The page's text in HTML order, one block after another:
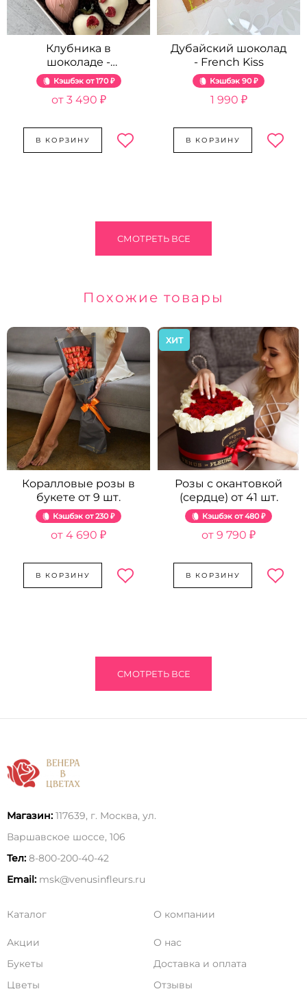
Клубника в
шоколаде -
Розовый жемчуг
Кэшбэк 170 ₽
3 490 ₽
В КОРЗИНУ
Дубайский шоколад
- French Kiss
Кэшбэк 90 ₽
1 990 ₽
В КОРЗИНУ
СМОТРЕТЬ ВСЕ
Похожие товары
Коралловые розы в
букете от 9 шт.
Кэшбэк 230 ₽
4 690 ₽
В КОРЗИНУ
ХИТ
Розы с окантовкой
(сердце) от 41 шт.
Кэшбэк 480 ₽
9 790 ₽
В КОРЗИНУ
СМОТРЕТЬ ВСЕ
Магазин: 117639, г. Москва, ул.
Варшавское шоссе, 106
Тел: 8-800-200-40-42
Email: msk@venusinfleurs.ru
Каталог
Акции
Букеты
Цветы
О компании
О нас
Доставка и оплата
Отзывы